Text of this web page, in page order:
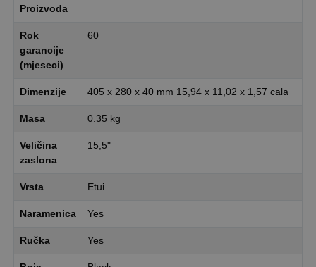
Proizvoda
Rok
garancije
(mjeseci)
60
Dimenzije 405 x 280 x 40 mm 15,94 x 11,02 x 1,57 cala
Masa 0.35 kg
Veličina
zaslona
15,5"
Vrsta Etui
Naramenica Yes
Ručka Yes